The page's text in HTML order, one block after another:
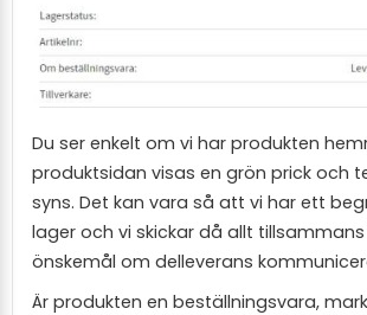
Du ser enkelt om vi har produkten
produktsidan visas en grön prick och
syns. Det kan vara så att vi har ett
lager och vi skickar då allt
önskemål om delleverans
Är produkten en beställningsvara,